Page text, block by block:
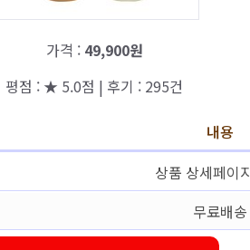
가격 : 49,900원
평점 : ★ 5.0점 | 후기 : 295건
내용
상품 상세페이
무료배송